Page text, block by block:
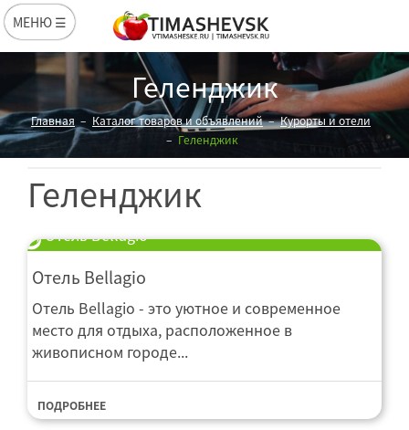
МЕНЮ ☰
Геленджик
Главная Каталог товаров и объявлений
Курорты и отели
Геленджик
Геленджик
Отель Bellagio
Отель Bellagio
Отель Bellagio - это уютное и современное
место для отдыха, расположенное в
живописном городе...
ПОДРОБНЕЕ